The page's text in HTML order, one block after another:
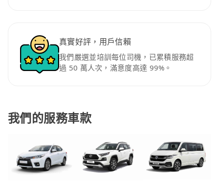
真實好評，用戶信賴
我們嚴選並培訓每位司機，已累積服務超
過 50 萬人次，滿意度高達 99%。
我們的服務車款